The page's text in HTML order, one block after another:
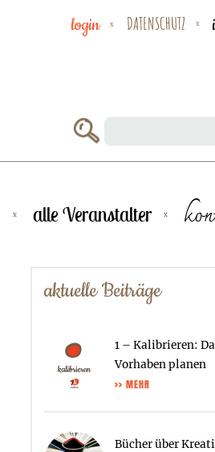
login DATENSCHUTZ
alle Veranstalter
aktuelle Beiträge
1 – Kalibrieren:
Vorhaben planen
>> MEHR
Bücher über